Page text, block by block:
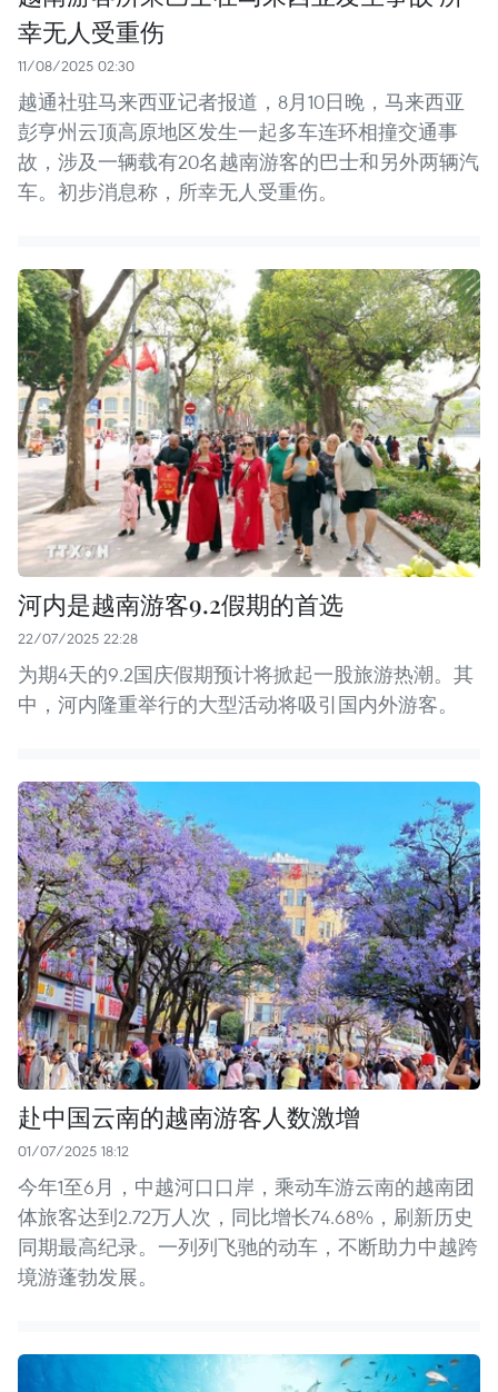
幸无人受重伤
11/08/2025 02:30
越通社驻马来西亚记者报道，8月10日晚，马来西亚
彭亨州云顶高原地区发生一起多车连环相撞交通事
故，涉及一辆载有20名越南游客的巴士和另外两辆汽
车。初步消息称，所幸无人受重伤。
河内是越南游客9.2假期的首选
22/07/2025 22:28
为期4天的9.2国庆假期预计将掀起一股旅游热潮。其
中，河内隆重举行的大型活动将吸引国内外游客。
赴中国云南的越南游客人数激增
01/07/2025 18:12
今年1至6月，中越河口口岸，乘动车游云南的越南团
体旅客达到2.72万人次，同比增长74.68%，刷新历史
同期最高纪录。一列列飞驰的动车，不断助力中越跨
境游蓬勃发展。